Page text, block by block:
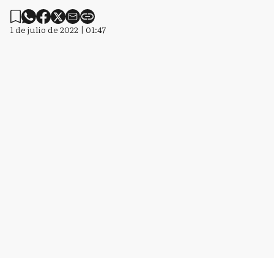
1 de julio de 2022 | 01:47